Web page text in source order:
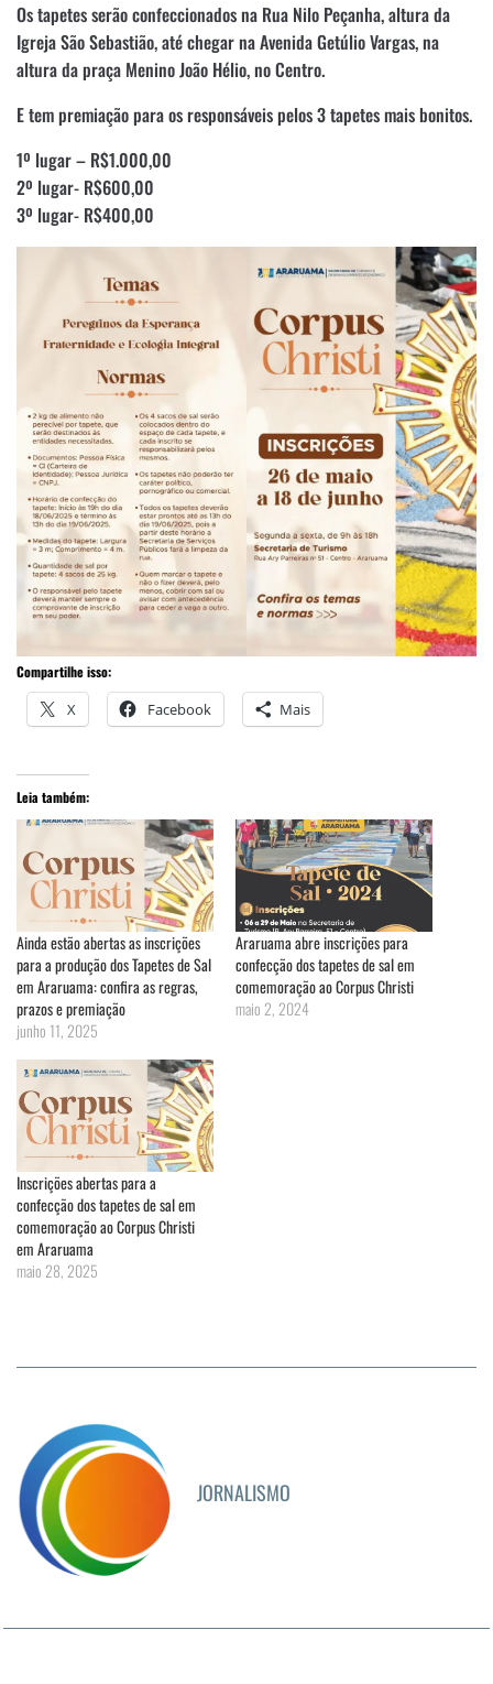
Os tapetes serão confeccionados na Rua Nilo Peçanha, altura da
Igreja São Sebastião, até chegar na Avenida Getúlio Vargas, na
altura da praça Menino João Hélio, no Centro.
E tem premiação para os responsáveis pelos 3 tapetes mais bonitos.
1º lugar – R$1.000,00
2º lugar- R$600,00
3º lugar- R$400,00
Compartilhe isso:
X Facebook Mais
Leia também:
Ainda estão abertas as inscrições
para a produção dos Tapetes de Sal
em Araruama: confira as regras,
prazos e premiação
junho 11, 2025
Araruama abre inscrições para
confecção dos tapetes de sal em
comemoração ao Corpus Christi
maio 2, 2024
Inscrições abertas para a
confecção dos tapetes de sal em
comemoração ao Corpus Christi
em Araruama
maio 28, 2025
JORNALISMO